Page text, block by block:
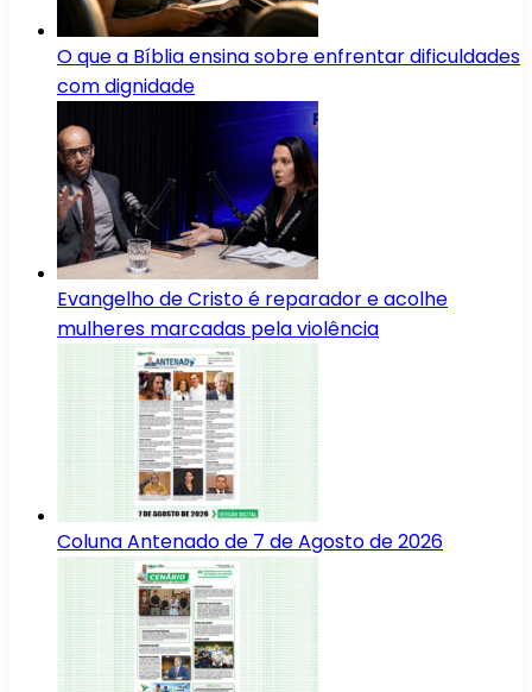
O que a Bíblia ensina sobre enfrentar dificuldades
com dignidade
Evangelho de Cristo é reparador e acolhe
mulheres marcadas pela violência
Coluna Antenado de 7 de Agosto de 2026